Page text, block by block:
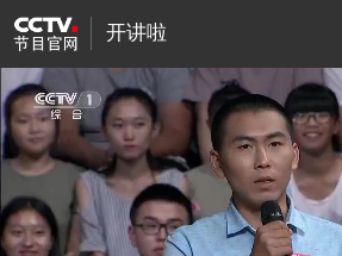
开讲啦